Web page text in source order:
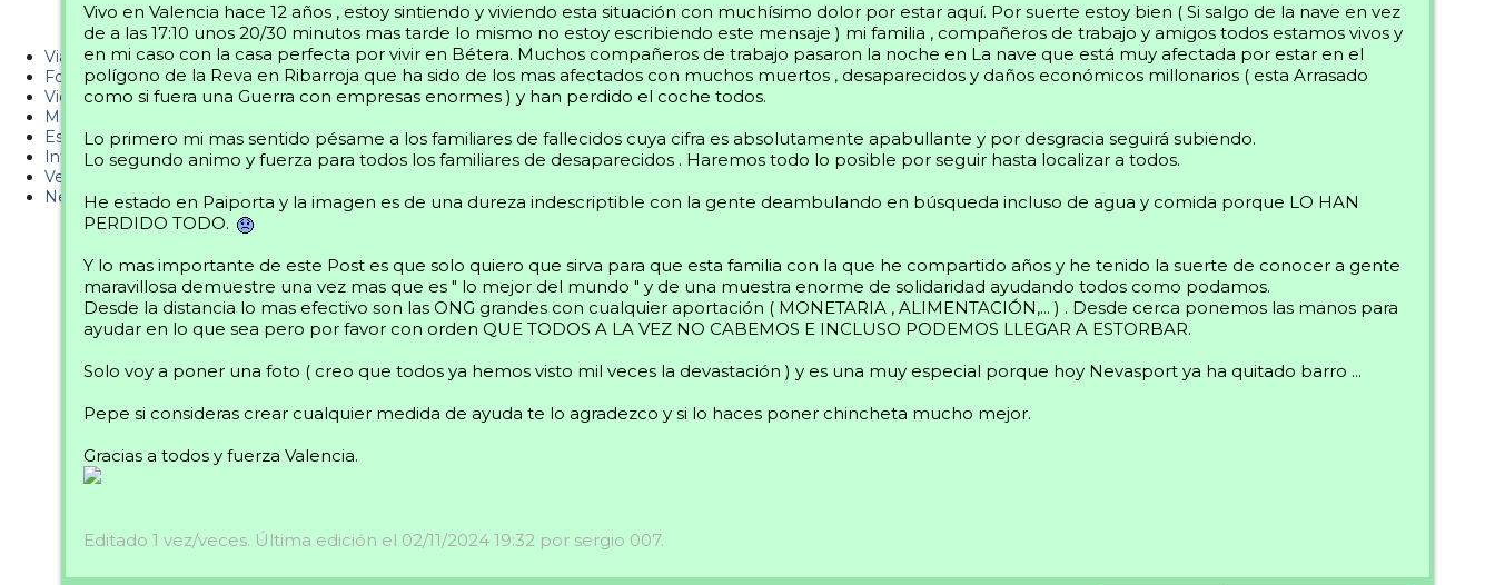
PUCAF - Blog
Viajes
Fotos
Videos
Material
Esquí Pro
Infonieve
Verano
Nevalog
Vivo en Valencia hace 12 años , estoy sintiendo y viviendo esta situación con muchísimo dolor por estar aquí. Por suerte estoy bien ( Si salgo de la nave en vez
de a las 17:10 unos 20/30 minutos mas tarde lo mismo no estoy escribiendo este mensaje ) mi familia , compañeros de trabajo y amigos todos estamos vivos y
en mi caso con la casa perfecta por vivir en Bétera. Muchos compañeros de trabajo pasaron la noche en La nave que está muy afectada por estar en el
polígono de la Reva en Ribarroja que ha sido de los mas afectados con muchos muertos , desaparecidos y daños económicos millonarios ( esta Arrasado
como si fuera una Guerra con empresas enormes ) y han perdido el coche todos.
Lo primero mi mas sentido pésame a los familiares de fallecidos cuya cifra es absolutamente apabullante y por desgracia seguirá subiendo.
Lo segundo animo y fuerza para todos los familiares de desaparecidos . Haremos todo lo posible por seguir hasta localizar a todos.
He estado en Paiporta y la imagen es de una dureza indescriptible con la gente deambulando en búsqueda incluso de agua y comida porque LO HAN
PERDIDO TODO.
Y lo mas importante de este Post es que solo quiero que sirva para que esta familia con la que he compartido años y he tenido la suerte de conocer a gente
maravillosa demuestre una vez mas que es " lo mejor del mundo " y de una muestra enorme de solidaridad ayudando todos como podamos.
Desde la distancia lo mas efectivo son las ONG grandes con cualquier aportación ( MONETARIA , ALIMENTACIÓN,... ) . Desde cerca ponemos las manos para
ayudar en lo que sea pero por favor con orden QUE TODOS A LA VEZ NO CABEMOS E INCLUSO PODEMOS LLEGAR A ESTORBAR.
Solo voy a poner una foto ( creo que todos ya hemos visto mil veces la devastación ) y es una muy especial porque hoy Nevasport ya ha quitado barro ...
Pepe si consideras crear cualquier medida de ayuda te lo agradezco y si lo haces poner chincheta mucho mejor.
Gracias a todos y fuerza Valencia.
Editado 1 vez/veces. Última edición el 02/11/2024 19:32 por sergio 007.